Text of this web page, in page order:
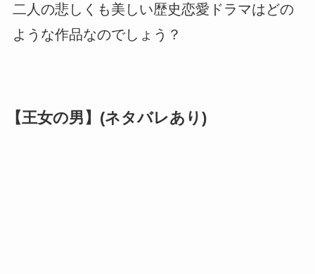
二人の悲しくも美しい歴史恋愛ドラマはどの
ような作品なのでしょう？
【王女の男】(ネタバレあり)